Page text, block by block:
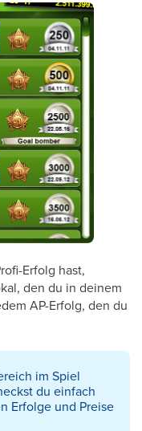
Erfolg hast,
den du in deinem
AP-Erfolg, den du
im Spiel
du einfach
Erfolge und Preise